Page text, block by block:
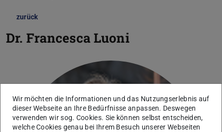
zurück
Dr. Francesca Luoni
Wir möchten die Informationen und das Nutzungserlebnis auf
dieser Webseite an Ihre Bedürfnisse anpassen. Deswegen
verwenden wir sog. Cookies. Sie können selbst entscheiden,
welche Cookies genau bei Ihrem Besuch unserer Webseiten